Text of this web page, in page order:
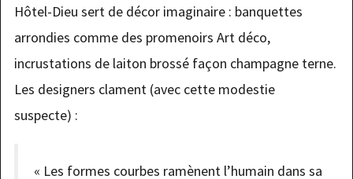
Hôtel-Dieu sert de décor imaginaire : banquettes
arrondies comme des promenoirs Art déco,
incrustations de laiton brossé façon champagne terne.
Les designers clament (avec cette modestie
suspecte) :
« Les formes courbes ramènent l’humain dans sa